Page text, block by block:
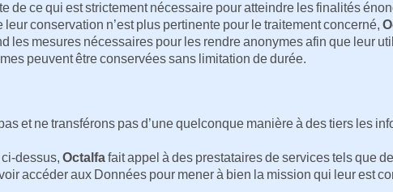
de ce qui est strictement nécessaire pour atteindre les finalités
conservation n’est plus pertinente pour le traitement concerné,
les mesures nécessaires pour les rendre anonymes afin que leur
peuvent être conservées sans limitation de durée.
et ne transférons pas d’une quelconque manière à des tiers les
dessus, Octalfafait appel à des prestataires de services tels que
accéder aux Données pour mener à bien la mission qui leur est